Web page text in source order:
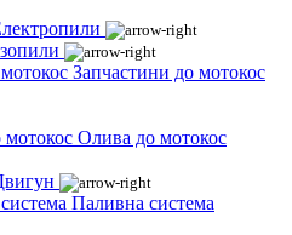
Запчастини до мотокос
Олива до мотокос
Паливна система